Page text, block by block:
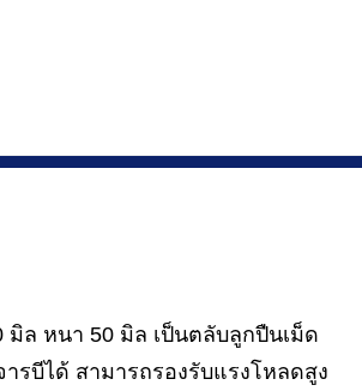
มิล หนา 50 มิล เป็นตลับลูกปืนเม็ด
รบีได้ สามารถรองรับแรงโหลดสูง